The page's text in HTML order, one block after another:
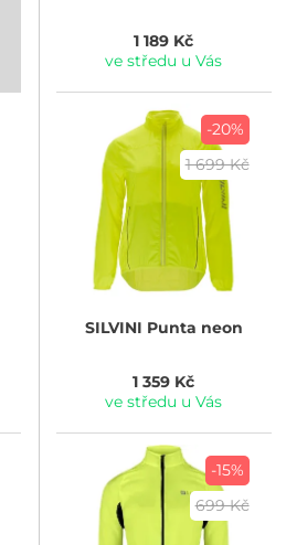
1 189 Kč
ve středu u Vás
-20%
1 699 Kč
SILVINI Punta neon
1 359 Kč
ve středu u Vás
-15%
699 Kč